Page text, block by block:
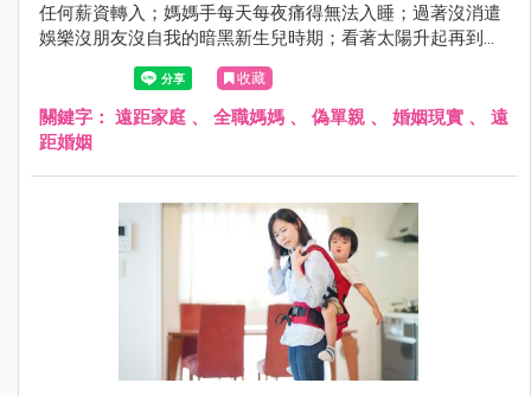
任何薪資轉入；媽媽手每天每夜痛得無法入睡；過著沒消遣
娛樂沒朋友沒自我的暗黑新生兒時期；看著太陽升起再到日
落卻原地踏步的日子，除了孩子我什麼都沒有⋯那時我才發
現，原來當媽媽不是失去自由那麼簡單，根本就是傾出所有
生理與心理，把自己的人生全梭哈了！
收藏
關鍵字： 遠距家庭 、 全職媽媽 、 偽單親 、 婚姻現實 、 遠
距婚姻